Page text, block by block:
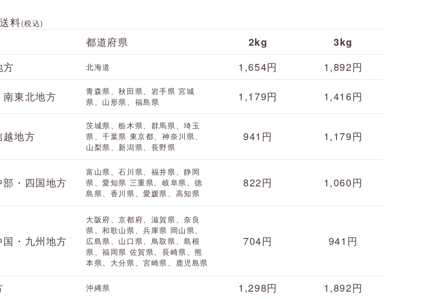
料(税込)
都道府県 2kg
3kg
方
北海道 1,654円 1,892円
東北地方 青森県、秋田県、岩手県 宮城
県、山形県、福島県
1,179円 1,416円
越地方
茨城県、栃木県、群馬県、埼玉
県、千葉県 東京都、神奈川県、
山梨県、新潟県、長野県
941円 1,179円
・四国地方
富山県、石川県、福井県、静岡
県、愛知県 三重県、岐阜県、徳
島県、香川県、愛媛県、高知県
822円 1,060円
・九州地方
大阪府、京都府、滋賀県、奈良
県、和歌山県、兵庫県 岡山県、
広島県、山口県、鳥取県、島根
県、福岡県 佐賀県、長崎県、熊
本県、大分県、宮崎県、鹿児島県
704円 941円
沖縄県 1,298円 1,892円